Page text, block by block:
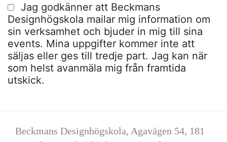
Jag godkänner att Beckmans
Designhögskola mailar mig information om
sin verksamhet och bjuder in mig till sina
events. Mina uppgifter kommer inte att
säljas eller ges till tredje part. Jag kan när
som helst avanmäla mig från framtida
utskick.
Beckmans Designhögskola, Agavägen 54, 181